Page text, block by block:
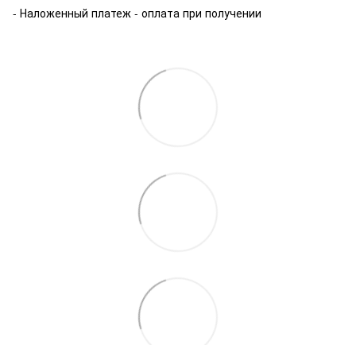
- Наложенный платеж - оплата при получении